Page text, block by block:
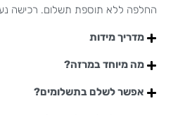
החלפה ללא תוספת תשלום. רכישה
מדריך מידות
מה מיוחד במרזה?
אפשר לשלם בתשלומים?